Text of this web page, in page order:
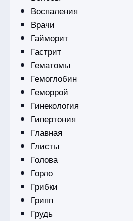
Воспаления
Врачи
Гайморит
Гастрит
Гематомы
Гемоглобин
Геморрой
Гинекология
Гипертония
Главная
Глисты
Голова
Горло
Грибки
Грипп
Грудь